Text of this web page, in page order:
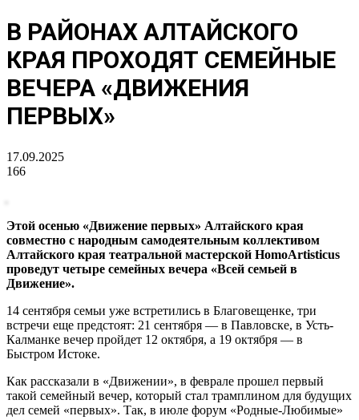
В РАЙОНАХ АЛТАЙСКОГО
КРАЯ ПРОХОДЯТ СЕМЕЙНЫЕ
ВЕЧЕРА «ДВИЖЕНИЯ
ПЕРВЫХ»
17.09.2025
166
Этой осенью «Движение первых» Алтайского края
совместно с народным самодеятельным коллективом
Алтайского края театральной мастерской HomoArtisticus
проведут четыре семейных вечера «Всей семьей в
Движение».
14 сентября семьи уже встретились в Благовещенке, три
встречи еще предстоят: 21 сентября — в Павловске, в Усть-
Калманке вечер пройдет 12 октября, а 19 октября — в
Быстром Истоке.
Как рассказали в «Движении», в феврале прошел первый
такой семейный вечер, который стал трамплином для будущих
дел семей «первых». Так, в июле форум «Родные-Любимые»